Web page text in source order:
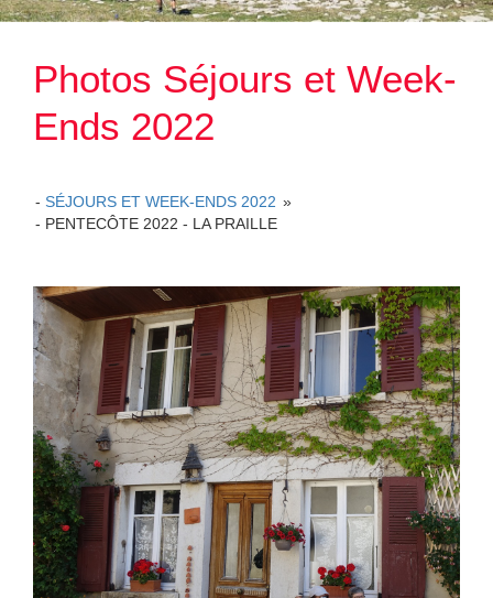
intérieur et autres doc. officiels
LSM
sportives
Photos Séjours et Week-
Ends 2022
SÉJOURS ET WEEK-ENDS 2022 »
PENTECÔTE 2022 - LA PRAILLE